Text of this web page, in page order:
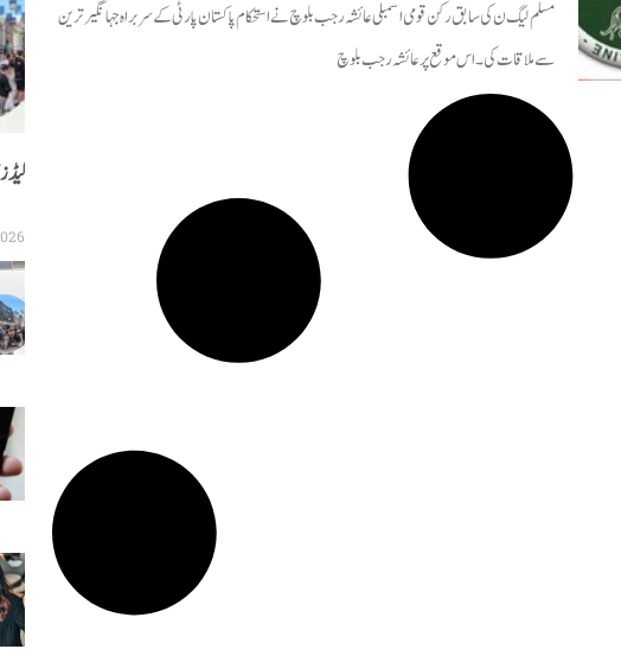
مسلم لیگ ن کی سابق رکن قومی اسمبلی عائشہ رجب بلوچ نے استحکام پاکستان پارٹی کے سربراہ جہانگیر ترین
سے ملاقات کی ۔ اس موقع پر عائشہ رجب بلوچ